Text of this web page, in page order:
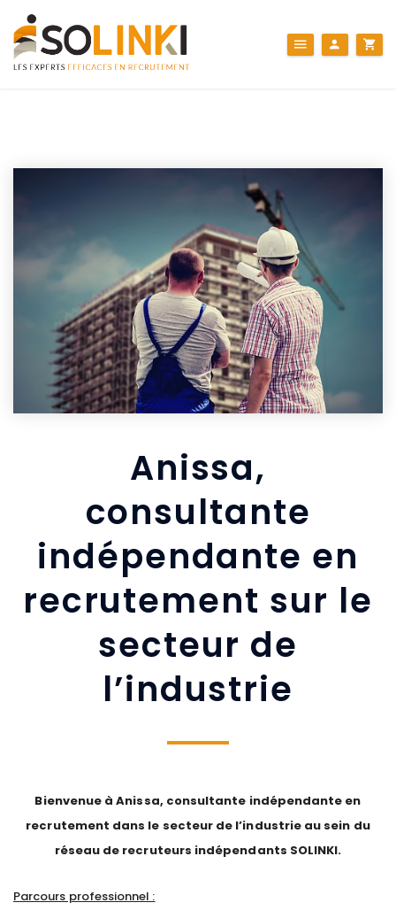
Anissa,
consultante
indépendante en
recrutement sur le
secteur de
l’industrie
Bienvenue à Anissa, consultante indépendante en
recrutement dans le secteur de l’industrie au sein du
réseau de recruteurs indépendants SOLINKI.
Parcours professionnel :